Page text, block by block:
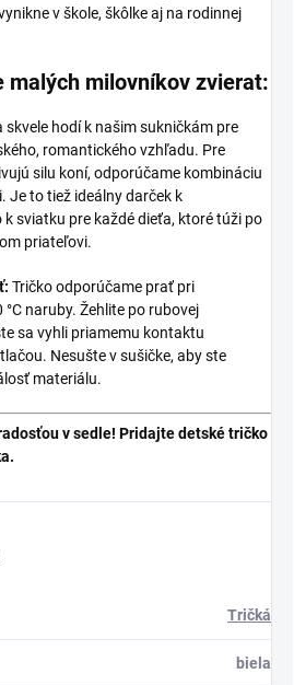
v škole, škôlke aj na rodinnej
malých milovníkov zvierat:
skvele hodí k našim sukničkám pre
romantického vzhľadu. Pre
silu koní, odporúčame kombináciu
Je to tiež ideálny darček k
sviatku pre každé dieťa, ktoré túži po
priateľovi.
Tričko odporúčame prať pri
naruby. Žehlite po rubovej
sa vyhli priamemu kontaktu
Nesušte v sušičke, aby ste
materiálu.
v sedle! Pridajte detské tričko
Tričká
biela